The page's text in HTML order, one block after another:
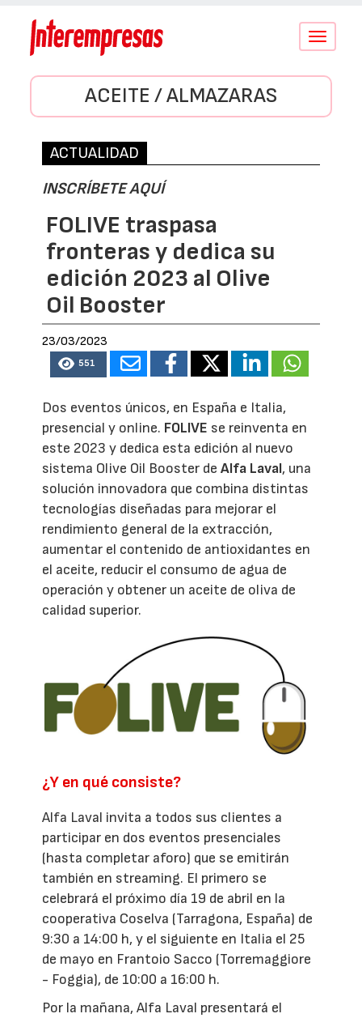
Conmutar
ACEITE / ALMAZARAS
ACTUALIDAD
INSCRÍBETE AQUÍ
FOLIVE traspasa
fronteras y dedica su
edición 2023 al Olive
Oil Booster
23/03/2023
551
Dos eventos únicos, en España e Italia,
presencial y online. FOLIVE se reinventa en
este 2023 y dedica esta edición al nuevo
sistema Olive Oil Booster deAlfa Laval, una
solución innovadora que combina distintas
tecnologías diseñadas para mejorar el
rendimiento general de la extracción,
aumentar el contenido de antioxidantes en
el aceite, reducir el consumo de agua de
operación y obtener un aceite de oliva de
calidad superior.
¿Y en qué consiste?
Alfa Laval invita a todos sus clientes a
participar en dos eventos presenciales
(hasta completar aforo) que se emitirán
también en streaming. El primero se
celebrará el próximo día 19 de abril en la
cooperativa Coselva (Tarragona, España) de
9:30 a 14:00 h, y el siguiente en Italia el 25
de mayo en Frantoio Sacco (Torremaggiore
- Foggia), de 10:00 a 16:00 h.
Por la mañana, Alfa Laval presentará el